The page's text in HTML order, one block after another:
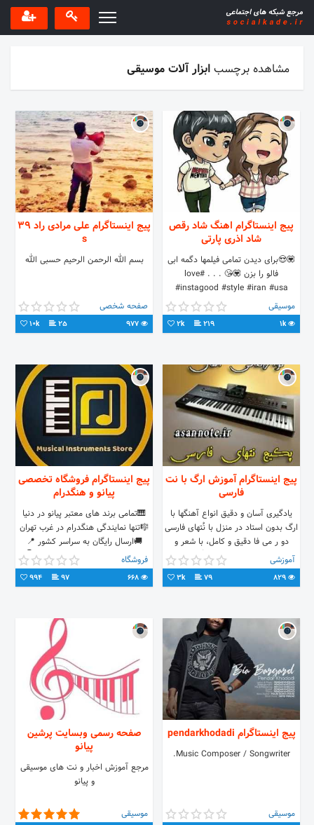
مشاهده برچسبابزار آلات موسیقی
پیج اینستاگرام اهنگ شاد رقص
شاد اذری پارتی
💟😍برای دیدن تمامی فیلمها دگمه ابی
فالو را بزن 💟😘 . . . #love
#instagood #style #iran #usa
#music #dance #video #clip
#good #tabriz #tehran #story #lik
موسیقی
1k
219
2k
پیج اینستاگرام علی مرادی راد 39
s
بسم الله الرحمن الرحیم حسبی الله
صفحه شخصی
25
10k
پیج اینستاگرام آموزش ارگ با نت
فارسی
یادگیری آسان و دقیق انواع آهنگها با
ارگ بدون استاد در منزل با نُتهای فارسی
دو ر می فا دقیق و کامل، با شعر و
آکورد، از محصولات آسان نُت ، برای
دریافت لیست نُتهای فارسی و خرید با
واتساپ در تماس باشید شماره
آموزشی
79
3k
پیج اینستاگرام فروشگاه تخصصی
پیانو و هنگدرام
🎹تمامی برند های معتبر پیانو در دنیا
🎼تنها نمایندگی هنگدرام در غرب تهران
🚚ارسال رایگان به سراسر کشور 📍
شعب ما:صادقیه،نیاوران،لارستان 👇
آدرس و شماره تماس
فروشگاه
97
994
پیج اینستاگرام pendarkhodadi
Music Composer / Songwriter.
موسیقی
صفحه رسمی وبسایت پرشین
پیانو
مرجع آموزش اخبار و نت های موسیقی
و پیانو
موسیقی